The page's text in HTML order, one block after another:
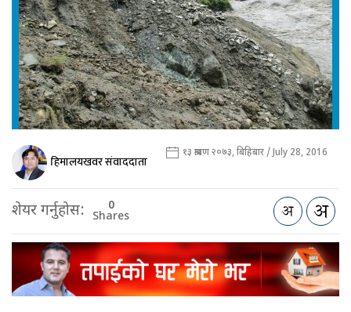
हिमालयखवर संवाददाता १३ श्रावण २०७३, बिहिबार / July 28, 2016
शेयर गर्नुहोस: 0
Shares